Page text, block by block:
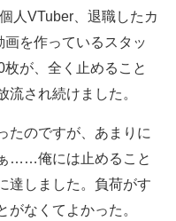
人VTuber、退職したカ
を作っているスタッ
が、全く止めること
流され続けました。
たのですが、あまりに
……俺には止めること
達しました。負荷がす
がなくてよかった。